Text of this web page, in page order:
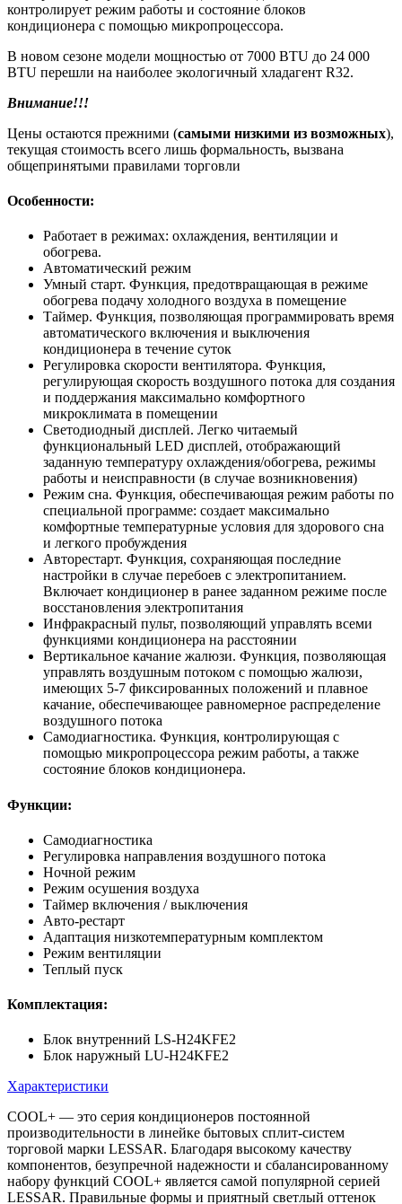
контролирует режим работы и состояние блоков
кондиционера с помощью микропроцессора.
В новом сезоне модели мощностью от 7000 BTU до 24 000
BTU перешли на наиболее экологичный хладагент R32.
Внимание!!!
Цены остаются прежними (самыми низкими из возможных),
текущая стоимость всего лишь формальность, вызвана
общепринятыми правилами торговли
Особенности:
Работает в режимах: охлаждения, вентиляции и
обогрева.
Автоматический режим
Умный старт. Функция, предотвращающая в режиме
обогрева подачу холодного воздуха в помещение
Таймер. Функция, позволяющая программировать время
автоматического включения и выключения
кондиционера в течение суток
Регулировка скорости вентилятора. Функция,
регулирующая скорость воздушного потока для создания
и поддержания максимально комфортного
микроклимата в помещении
Светодиодный дисплей. Легко читаемый
функциональный LED дисплей, отображающий
заданную температуру охлаждения/обогрева, режимы
работы и неисправности (в случае возникновения)
Режим сна. Функция, обеспечивающая режим работы по
специальной программе: создает максимально
комфортные температурные условия для здорового сна
и легкого пробуждения
Авторестарт. Функция, сохраняющая последние
настройки в случае перебоев с электропитанием.
Включает кондиционер в ранее заданном режиме после
восстановления электропитания
Инфракрасный пульт, позволяющий управлять всеми
функциями кондиционера на расстоянии
Вертикальное качание жалюзи. Функция, позволяющая
управлять воздушным потоком с помощью жалюзи,
имеющих 5-7 фиксированных положений и плавное
качание, обеспечивающее равномерное распределение
воздушного потока
Самодиагностика. Функция, контролирующая с
помощью микропроцессора режим работы, а также
состояние блоков кондиционера.
Функции:
Самодиагностика
Регулировка направления воздушного потока
Ночной режим
Режим осушения воздуха
Таймер включения / выключения
Авто-рестарт
Адаптация низкотемпературным комплектом
Режим вентиляции
Теплый пуск
Комплектация:
Блок внутренний LS-H24KFE2
Блок наружный LU-H24KFE2
Характеристики
COOL+ — это серия кондиционеров постоянной
производительности в линейке бытовых сплит-систем
торговой марки LESSAR. Благодаря высокому качеству
компонентов, безупречной надежности и сбалансированному
набору функций COOL+ является самой популярной серией
LESSAR. Правильные формы и приятный светлый оттенок